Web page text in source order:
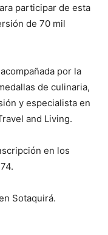
participar de esta
de 70 mil
por la
de culinaria,
y especialista en
and Living.
en los
Sotaquirá.